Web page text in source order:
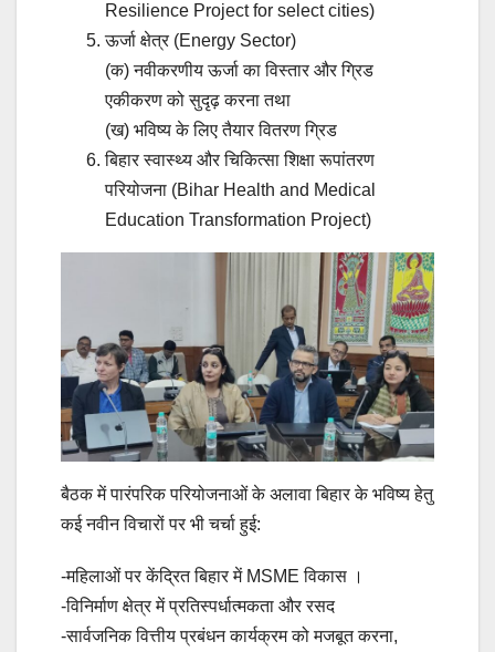
Resilience Project for select cities)
ऊर्जा क्षेत्र (Energy Sector)
(क) नवीकरणीय ऊर्जा का विस्तार और ग्रिड
एकीकरण को सुदृढ़ करना तथा
(ख) भविष्य के लिए तैयार वितरण ग्रिड
बिहार स्वास्थ्य और चिकित्सा शिक्षा रूपांतरण
परियोजना (Bihar Health and Medical
Education Transformation Project)
बैठक में पारंपरिक परियोजनाओं के अलावा बिहार के भविष्य हेतु
कई नवीन विचारों पर भी चर्चा हुई:
-महिलाओं पर केंद्रित बिहार में MSME विकास ।
-विनिर्माण क्षेत्र में प्रतिस्पर्धात्मकता और रसद
-सार्वजनिक वित्तीय प्रबंधन कार्यक्रम को मजबूत करना,